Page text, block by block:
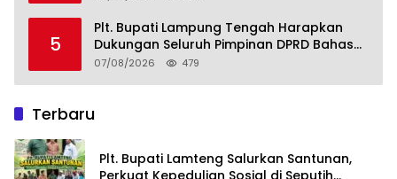
5
Plt. Bupati Lampung Tengah Harapkan
Dukungan Seluruh Pimpinan DPRD Bahas
RKUA-PPAS APBD Tahun 2027
07/08/2026 479
Terbaru
Plt. Bupati Lamteng Salurkan Santunan,
Perkuat Kepedulian Sosial di Seputih